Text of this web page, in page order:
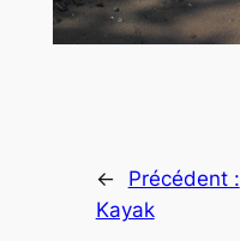
←
Précédent :
Kayak